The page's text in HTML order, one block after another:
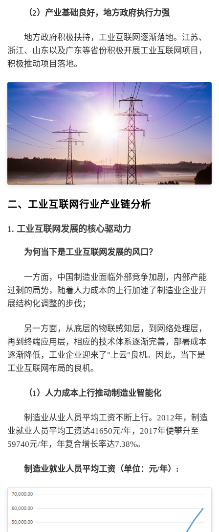
（2）产业基础良好，地方政府执行力强
地方政府积极扶持，工业互联网逐渐落地。江苏、
浙江、山东以及广东等省份积极开展工业互联网项目，
积极推动项目落地。
二、工业互联网行业产业链分析
1. 工业互联网发展的核心驱动力
为何当下是工业互联网发展的风口？
一方面，中国制造业面临外部竞争加剧，内部产能
过剩的局势，随着人力成本的上行加速了制造业企业开
展结构化调整的步伐；
另一方面，从底层的物联感知层，到网络处理层，
再到终端应用层，相应的技术体系逐渐完善，部署成本
逐渐降低，工业企业迎来了"上云"良机。因此，当下是
工业互联网布局的良机。
（1）人力成本上行推动制造业智能化
制造业从业人员平均工资不断上行。2012年，制造
业就业人员平均工资达41650元/年，2017年便攀升至
59740元/年，年复合增长率达7.38%。
制造业就业人员平均工资（单位：元/年）: